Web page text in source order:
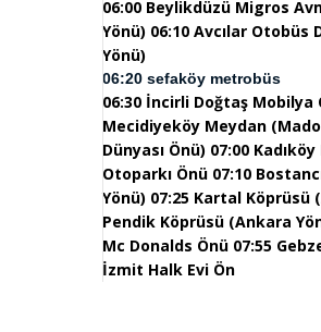
06:00 Beylikdüzü Migros
Yönü) 06:10 Avcılar Otobüs
Yönü)
06:20 sefaköy metrobüs
06:30 İncirli Doğtaş Mobilya
Mecidiyeköy Meydan
Dünyası Önü) 07:00
Otoparkı Önü 07:10
Yönü) 07:25 Kartal Köprüsü
Pendik Köprüsü (Ankara
Mc Donalds Önü 07:55
İzmit Halk Evi Ön